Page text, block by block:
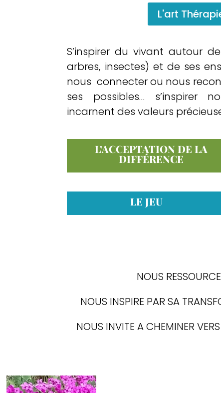
L'art
S’inspirer du vivant autour
arbres, insectes) et de ses
nous connecter ou nous
ses possibles… s’inspirer
incarnent des valeurs
L’ACCEPTATION DE LA
DIFFÉRENCE
LE JEU
NOUS
NOUS INSPIRE PAR SA
NOUS INVITE A CHEMINER